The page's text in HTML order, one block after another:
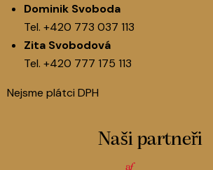
Dominik Svoboda
Tel. +420 773 037 113
Zita Svobodová
Tel. +420 777 175 113
Nejsme plátci DPH
Naši partneři